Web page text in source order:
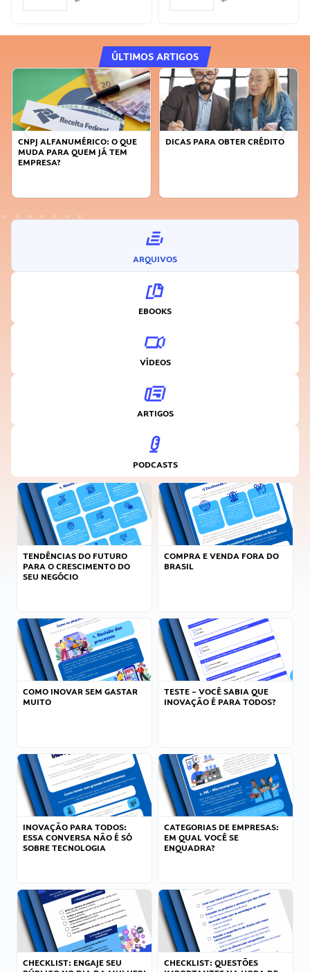
ÚLTIMOS ARTIGOS
DICAS PARA OBTER CRÉDITO
FAÇA A DIFERENÇA: SEJA
ARQUIVOS
EBOOKS
VÍDEOS
ARTIGOS
PODCASTS
TENDÊNCIAS DO FUTURO
PARA O CRESCIMENTO DO
SEU NEGÓCIO
COMPRA E VENDA FORA DO
BRASIL
COMO INOVAR SEM GASTAR
MUITO
TESTE – VOCÊ SABIA QUE
INOVAÇÃO É PARA TODOS?
INOVAÇÃO PARA TODOS:
ESSA CONVERSA NÃO É SÓ
SOBRE TECNOLOGIA
CATEGORIAS DE EMPRESAS:
EM QUAL VOCÊ SE
ENQUADRA?
CHECKLIST: ENGAJE SEU
CHECKLIST: QUESTÕES